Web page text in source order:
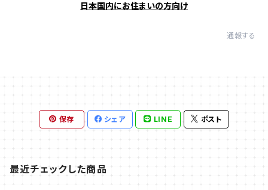
日本国内にお住まいの方向け
通報する
保存 シェア LINE ポスト
最近チェックした商品